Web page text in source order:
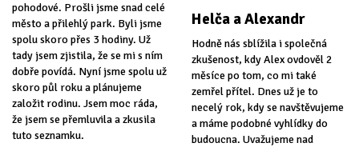
pohodové. Prošli jsme snad celé
město a přilehlý park. Byli jsme
spolu skoro přes 3 hodiny. Už
tady jsem zjistila, že se mi s ním
dobře povídá. Nyní jsme spolu už
skoro půl roku a plánujeme
založit rodinu. Jsem moc ráda,
že jsem se přemluvila a zkusila
tuto seznamku.
Helča a Alexandr
Hodně nás sblížila i společná
zkušenost, kdy Alex ovdověl 2
měsíce po tom, co mi také
zemřel přítel. Dnes už je to
necelý rok, kdy se navštěvujeme
a máme podobné vyhlídky do
budoucna. Uvažujeme nad